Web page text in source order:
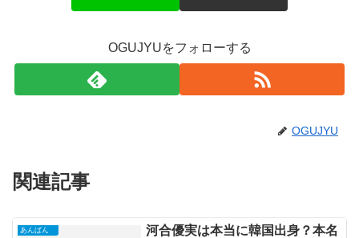
OGUJYUをフォローする
OGUJYU
関連記事
あんぱん
河合優実は本当に韓国出身？本名